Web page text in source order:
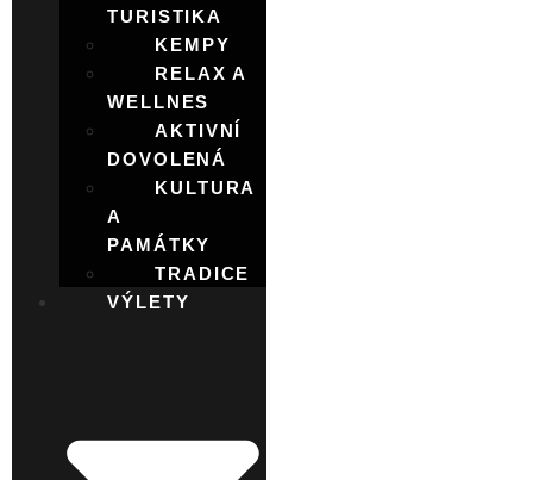
TURISTIKA
KEMPY
RELAX A
WELLNES
AKTIVNÍ
DOVOLENÁ
KULTURA
A
PAMÁTKY
TRADICE
VÝLETY